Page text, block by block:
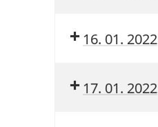
16. 01. 2022
17. 01. 2022